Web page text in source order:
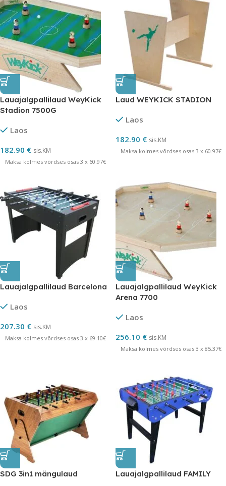
Lauajalgpallilaud WeyKick
Stadion 7500G
Laos
182.90 € sis.KM
Maksa kolmes võrdses osas 3 x 60.97€
Laud WEYKICK STADION
Laos
182.90 € sis.KM
Maksa kolmes võrdses osas 3 x 60.97€
Lauajalgpallilaud Barcelona
Laos
207.30 € sis.KM
Maksa kolmes võrdses osas 3 x 69.10€
Lauajalgpallilaud WeyKick
Arena 7700
Laos
256.10 € sis.KM
Maksa kolmes võrdses osas 3 x 85.37€
SDG 3in1 mängulaud Lauajalgpallilaud FAMILY